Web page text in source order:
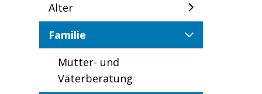
Alter
Familie
Mütter- und
Väterberatung